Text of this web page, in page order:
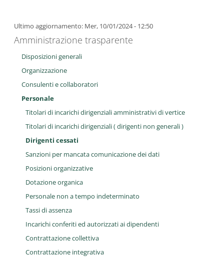
Ultimo aggiornamento: Mer, 10/01/2024 - 12:50
Amministrazione trasparente
Disposizioni generali
Organizzazione
Consulenti e collaboratori
Personale
Titolari di incarichi dirigenziali amministrativi di vertice
Titolari di incarichi dirigenziali ( dirigenti non generali )
Dirigenti cessati
Sanzioni per mancata comunicazione dei dati
Posizioni organizzative
Dotazione organica
Personale non a tempo indeterminato
Tassi di assenza
Incarichi conferiti ed autorizzati ai dipendenti
Contrattazione collettiva
Contrattazione integrativa